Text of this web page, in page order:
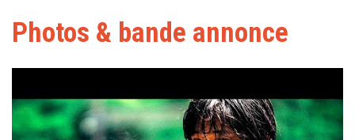
Photos & bande annonce